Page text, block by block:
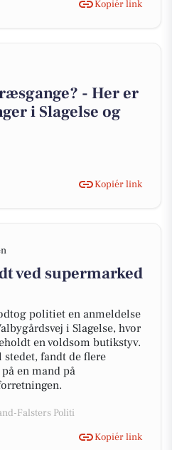
Kopiér link
- Her er
i Slagelse og
Kopiér link
ved supermarked
politiet en anmeldelse
i Slagelse, hvor
en voldsom butikstyv.
fandt de flere
en mand på
Falsters Politi
Kopiér link